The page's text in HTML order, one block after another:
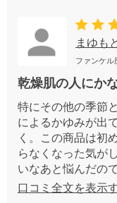
まゆも
ファンケル
乾燥肌の人にか
特にその他の季節
によるかゆみが出
く。この商品は初
らなくなった気が
いなあと悩んだの
ら、買って正解で
口コミ全文を表示